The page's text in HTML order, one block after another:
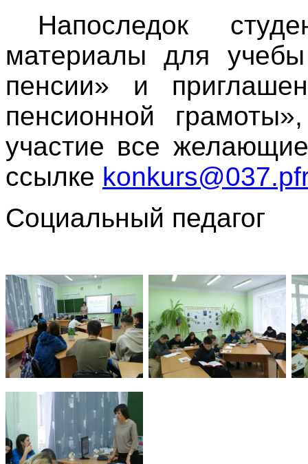
Напоследок
материалы для
пенсии» и
пенсионной
участие все
ссылке
Социальный педагог